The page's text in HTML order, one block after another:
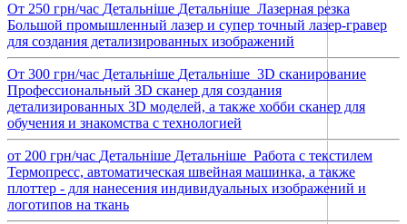
От 250 грн/час Детальнiше Детальнiше Лазерная резка
Большой промышленный лазер и супер точный лазер-гравер
для создания детализированных изображений
От 300 грн/час Детальнiше Детальнiше 3D сканирование
Профессиональный 3D сканер для создания
детализированных 3D моделей, а также хобби сканер для
обучения и знакомства с технологией
от 200 грн/час Детальнiше Детальнiше Работа с текстилем
Термопресс, автоматическая швейная машинка, а также
плоттер - для нанесения индивидуальных изображений и
логотипов на ткань